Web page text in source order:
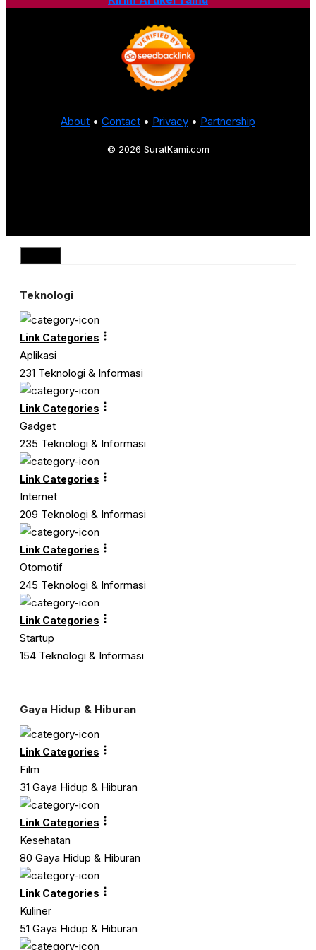
About • Contact • Privacy • Partnership
© 2026 SuratKami.com
Close
Teknologi
Link Categories
Aplikasi
231 Teknologi & Informasi
Link Categories
Gadget
235 Teknologi & Informasi
Link Categories
Internet
209 Teknologi & Informasi
Link Categories
Otomotif
245 Teknologi & Informasi
Link Categories
Startup
154 Teknologi & Informasi
Gaya Hidup & Hiburan
Link Categories
Film
31 Gaya Hidup & Hiburan
Link Categories
Kesehatan
80 Gaya Hidup & Hiburan
Link Categories
Kuliner
51 Gaya Hidup & Hiburan